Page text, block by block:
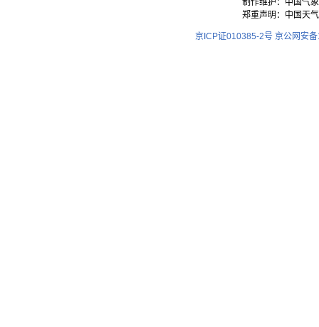
制作维护：中国气
郑重声明：中国天
京ICP证010385-2号 京公网安